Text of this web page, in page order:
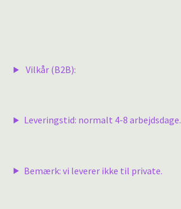
Vilkår (B2B):
Leveringstid: normalt 4-8 arbejdsdage.
Bemærk: vi leverer ikke til private.